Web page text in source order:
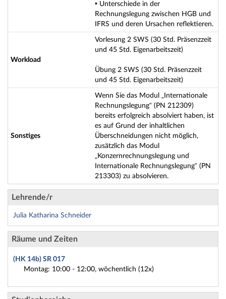
• Unterschiede in der
Rechnungslegung zwischen HGB und
IFRS und deren Ursachen reflektieren.
Workload
Vorlesung 2 SWS (30 Std. Präsenzzeit
und 45 Std. Eigenarbeitszeit)
Übung 2 SWS (30 Std. Präsenzzeit
und 45 Std. Eigenarbeitszeit)
Sonstiges
Wenn Sie das Modul „Internationale
Rechnungslegung“ (PN 212309)
bereits erfolgreich absolviert haben, ist
es auf Grund der inhaltlichen
Überschneidungen nicht möglich,
zusätzlich das Modul
„Konzernrechnungslegung und
Internationale Rechnungslegung“ (PN
213303) zu absolvieren.
Lehrende/r
Julia Katharina Schneider
Räume und Zeiten
(HK 14b) SR 017
Montag: 10:00 - 12:00, wöchentlich (12x)